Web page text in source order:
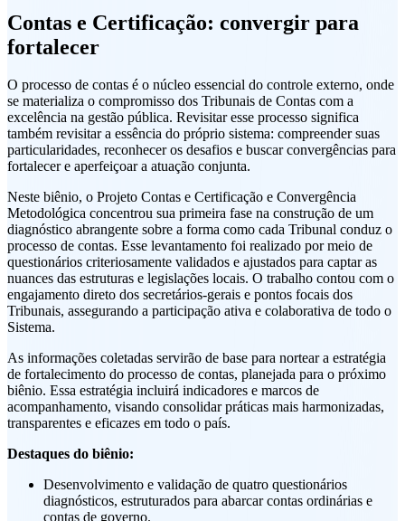
Contas e Certificação: convergir para
fortalecer
O processo de contas é o núcleo essencial do controle externo, onde
se materializa o compromisso dos Tribunais de Contas com a
excelência na gestão pública. Revisitar esse processo significa
também revisitar a essência do próprio sistema: compreender suas
particularidades, reconhecer os desafios e buscar convergências para
fortalecer e aperfeiçoar a atuação conjunta.
Neste biênio, o Projeto Contas e Certificação e Convergência
Metodológica concentrou sua primeira fase na construção de um
diagnóstico abrangente sobre a forma como cada Tribunal conduz o
processo de contas. Esse levantamento foi realizado por meio de
questionários criteriosamente validados e ajustados para captar as
nuances das estruturas e legislações locais. O trabalho contou com o
engajamento direto dos secretários-gerais e pontos focais dos
Tribunais, assegurando a participação ativa e colaborativa de todo o
Sistema.
As informações coletadas servirão de base para nortear a estratégia
de fortalecimento do processo de contas, planejada para o próximo
biênio. Essa estratégia incluirá indicadores e marcos de
acompanhamento, visando consolidar práticas mais harmonizadas,
transparentes e eficazes em todo o país.
Destaques do biênio:
Desenvolvimento e validação de quatro questionários
diagnósticos, estruturados para abarcar contas ordinárias e
contas de governo.